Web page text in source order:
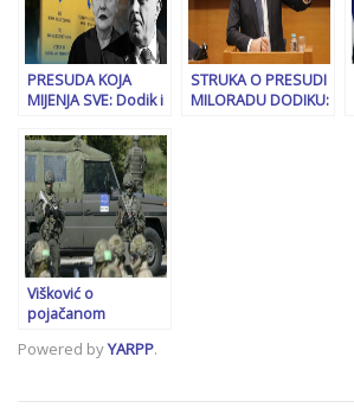
PRESUDA KOJA
MIJENJA SVE: Dodik i
Sarajevo, poziv
Srbima podigao
buru
STRUKA O PRESUDI
MILORADU DODIKU:
Višković o
pojačanom
EUFOR-a u Banjoj
Powered byYARPP.